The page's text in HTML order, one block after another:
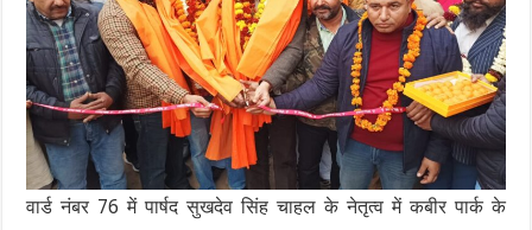
वार्ड नंबर 76 में पार्षद सुखदेव सिंह चाहल के नेतृत्व में कबीर पार्क के